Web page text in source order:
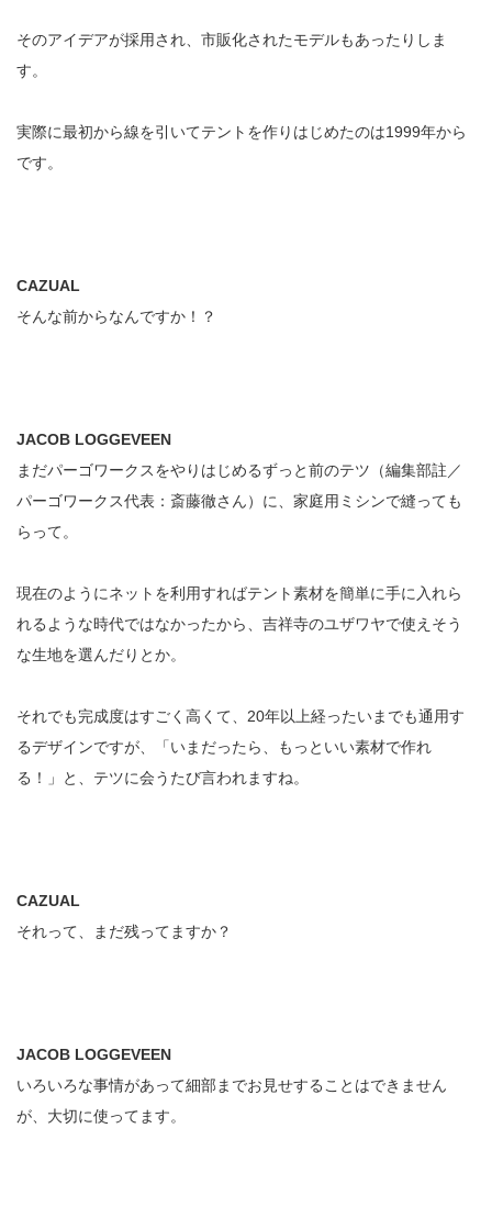
そのアイデアが採用され、市販化されたモデルもあったりしま
す。
実際に最初から線を引いてテントを作りはじめたのは1999年から
です。
CAZUAL
そんな前からなんですか！？
JACOB LOGGEVEEN
まだパーゴワークスをやりはじめるずっと前のテツ（編集部註／
パーゴワークス代表：斎藤徹さん）に、家庭用ミシンで縫っても
らって。
現在のようにネットを利用すればテント素材を簡単に手に入れら
れるような時代ではなかったから、吉祥寺のユザワヤで使えそう
な生地を選んだりとか。
それでも完成度はすごく高くて、20年以上経ったいまでも通用す
るデザインですが、「いまだったら、もっといい素材で作れ
る！」と、テツに会うたび言われますね。
CAZUAL
それって、まだ残ってますか？
JACOB LOGGEVEEN
いろいろな事情があって細部までお見せすることはできません
が、大切に使ってます。